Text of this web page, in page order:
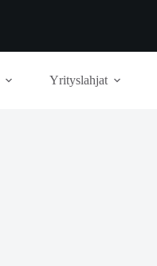
Yrityslahjat